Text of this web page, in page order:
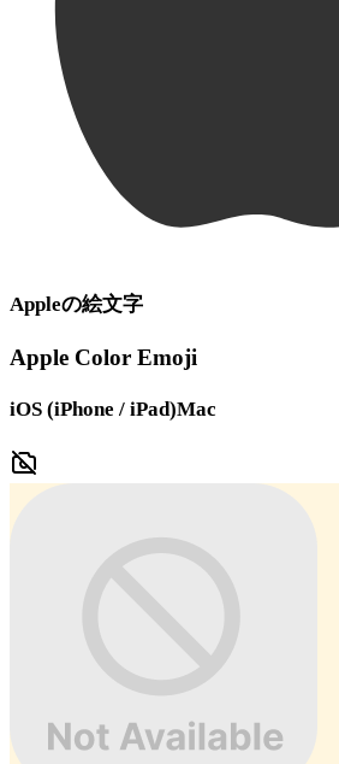
Appleの絵文字
Apple Color Emoji
iOS (iPhone / iPad)Mac